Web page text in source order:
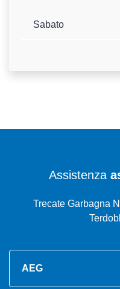
Sabato
Assistenza
Trecate Garbagna
AEG